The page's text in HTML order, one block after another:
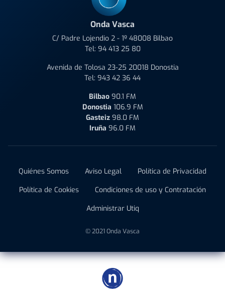
Onda Vasca
C/ Padre Lojendio 2 - 1º 48008 Bilbao
Tel: 94 413 25 80
Avenida de Tolosa 23-25 20018 Donostia
Tel: 943 42 36 44
Bilbao 90.1 FM
Donostia 106.9 FM
Gasteiz 98.0 FM
Iruña 96.0 FM
Quiénes Somos Aviso Legal
Política de Privacidad
Política de Cookies
Condiciones de uso y Contratación
Administrar Utiq
© 2021 Onda Vasca